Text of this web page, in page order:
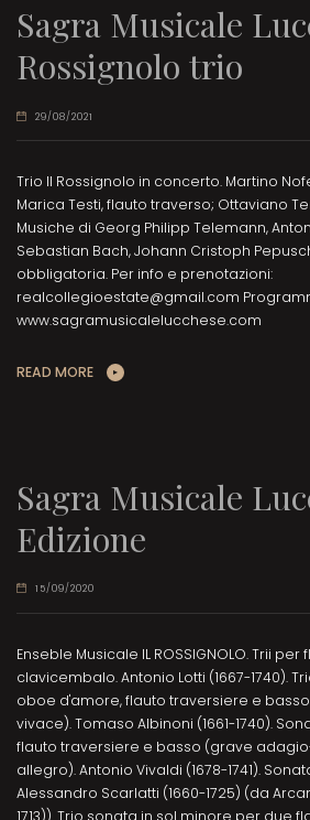
Sagra Musicale
Rossignolo trio
29/08/2021
Trio Il Rossignolo in concerto. Martino
Marica Testi, flauto traverso; Ottaviano
Musiche di Georg Philipp Telemann,
Sebastian Bach, Johann Cristoph
obbligatoria. Per info e prenotazioni:
realcollegioestate@gmail.com
www.sagramusicalelucchese.com
READ MORE
Sagra Musicale
Edizione
15/09/2020
Enseble Musicale IL ROSSIGNOLO. Trii
clavicembalo. Antonio Lotti (1667-1740).
oboe d'amore, flauto traversiere e
vivace). Tomaso Albinoni (1661-1740).
flauto traversiere e basso (grave
allegro). Antonio Vivaldi (1678-1741).
Alessandro Scarlatti (1660-1725) (da
1713)). Trio sonata in sol minore per due